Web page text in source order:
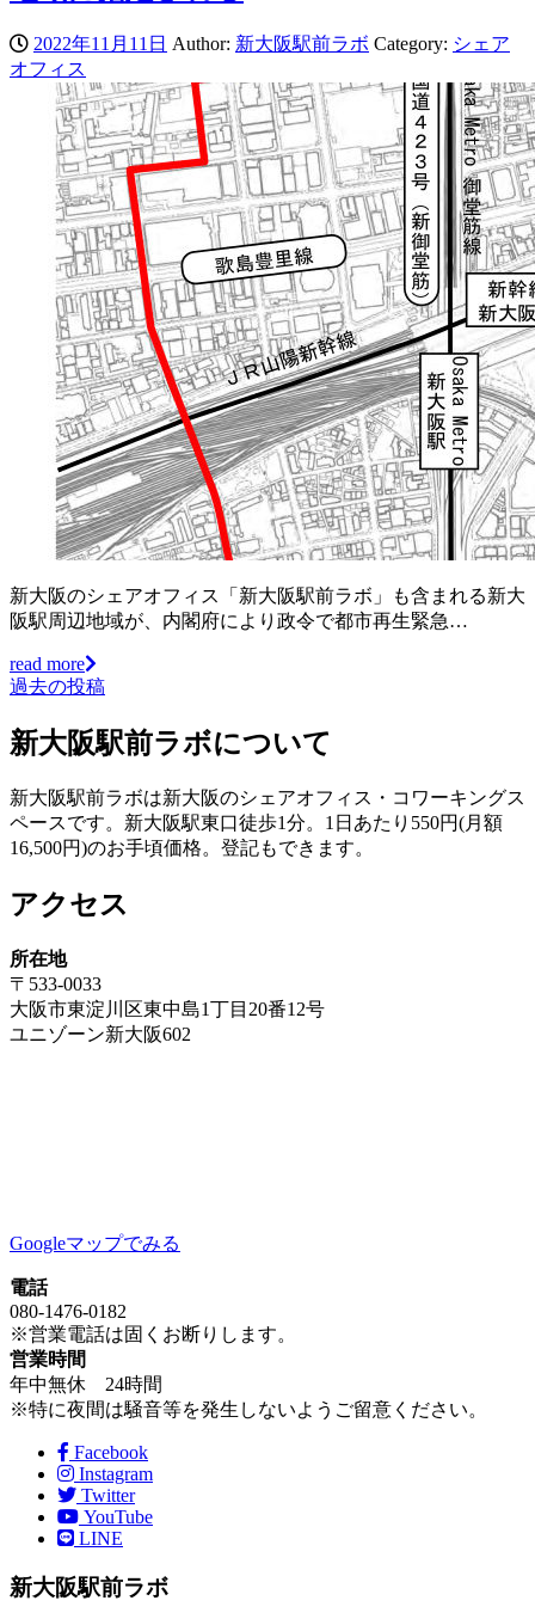
2022年11月11日 Author: 新大阪駅前ラボ Category: シェア
オフィス
新大阪のシェアオフィス「新大阪駅前ラボ」も含まれる新大
阪駅周辺地域が、内閣府により政令で都市再生緊急…
read more
投
稿
ビ
ゲ
ー
シ
ョ
ン
過去の投稿
新大阪駅前ラボについて
新大阪駅前ラボは新大阪のシェアオフィス・コワーキングス
ペースです。新大阪駅東口徒歩1分。1日あたり550円(月額
16,500円)のお手頃価格。登記もできます。
アクセス
所在地
〒533-0033
大阪市東淀川区東中島1丁目20番12号
ユニゾーン新大阪602
Googleマップでみる
電話
080-1476-0182
※営業電話は固くお断りします。
営業時間
年中無休 24時間
※特に夜間は騒音等を発生しないようご留意ください。
Facebook
Instagram
Twitter
YouTube
LINE
新大阪駅前ラボ